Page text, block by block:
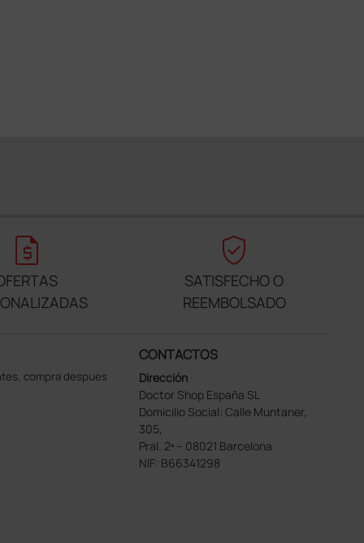
request_quote verified_user
SATISFECHO O
REEMBOLSADO
compra despues
CONTACTOS
Dirección
Doctor Shop España SL
Domicilio Social: Calle Muntaner,
305,
Pral. 2ª – 08021 Barcelona
NIF: B66341298